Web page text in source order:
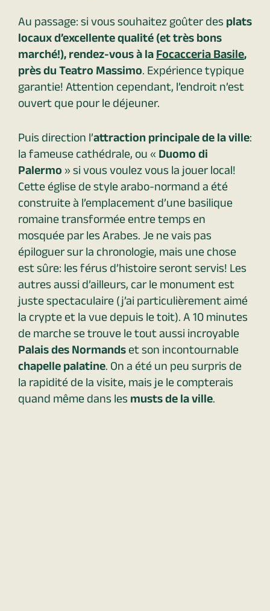
Au passage: si vous souhaitez goûter desplats
locaux d’excellente qualité (et très bons
marché!), rendez-vous à laFocacceria Basile,
près du Teatro Massimo. Expérience typique
garantie! Attention cependant, l’endroit n’est
ouvert que pour le déjeuner.
Puis direction l’attraction principale de la ville:
la fameuse cathédrale, ou «Duomo di
Palermo» si vous voulez vous la jouer local!
Cette église de style arabo-normand a été
construite à l’emplacement d’une basilique
romaine transformée entre temps en
mosquée par les Arabes. Je ne vais pas
épiloguer sur la chronologie, mais une chose
est sûre: les férus d’histoire seront servis! Les
autres aussi d’ailleurs, car le monument est
juste spectaculaire (j’ai particulièrement aimé
la crypte et la vue depuis le toit). A 10 minutes
de marche se trouve le tout aussi incroyable
Palais des Normandset son incontournable
chapelle palatine. On a été un peu surpris de
la rapidité de la visite, mais je le compterais
quand même dans lesmusts de la ville.